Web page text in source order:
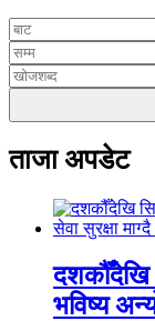
ताजा अपडेट
दशकौँदेखि
भविष्य